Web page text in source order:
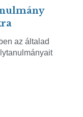
az általad